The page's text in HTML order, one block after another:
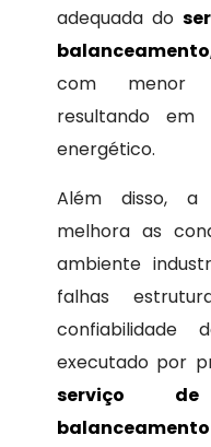
adequada do
balanceamento
com menor
resultando em
energético.
Além disso, a
melhora as
ambiente
falhas
confiabilidade
executado por
serviço
balanceamento